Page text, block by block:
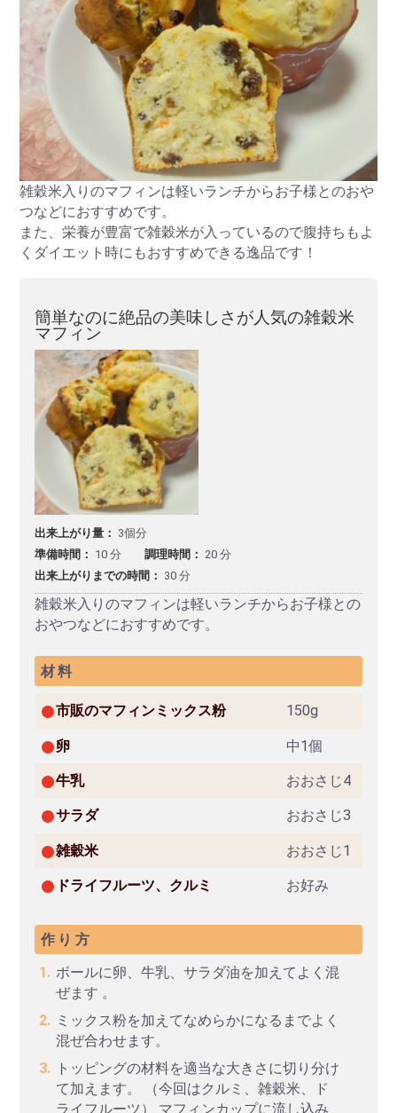
雑穀米入りのマフィンは軽いランチからお子様とのおや
つなどにおすすめです。
また、栄養が豊富で雑穀米が入っているので腹持ちもよ
くダイエット時にもおすすめできる逸品です！
簡単なのに絶品の美味しさが人気の雑穀米
マフィン
出来上がり量： 3個分
準備時間： 10 分 調理時間： 20 分
出来上がりまでの時間： 30 分
雑穀米入りのマフィンは軽いランチからお子様との
おやつなどにおすすめです。
材料
市販のマフィンミックス粉 150g
卵 中1個
牛乳 おおさじ4
サラダ おおさじ3
雑穀米 おおさじ1
ドライフルーツ、クルミ お好み
作り方
ボールに卵、牛乳、サラダ油を加えてよく混
ぜます 。
ミックス粉を加えてなめらかになるまでよく
混ぜ合わせます。
トッピングの材料を適当な大きさに切り分け
て加えます。 （今回はクルミ、雑穀米、ド
ライフルーツ） マフィンカップに流し込み